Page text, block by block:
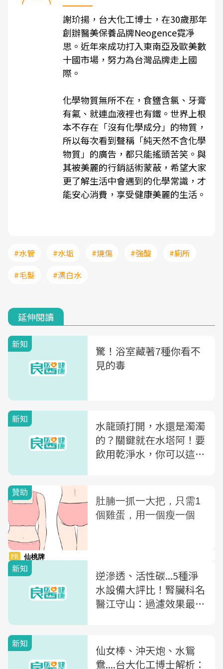
謝玠揚，台大化工博士，在30歲那年
創辦醫美保養品牌Neogence霓凈
思。近年來成功打入東南亞及歐美數
十國市場，努力為台灣品牌走上國
際。
化學物質無所不在，食鹽含氯、牙膏
有氟、就連血液裡也有鐵。世界上根
本不存在「沒有化學成分」的物質，
所以每次看到聲稱「純天然不含化學
物質」的廣告，都只能搖頭苦笑。與
其被美麗的行銷話術蒙蔽，希望大家
更了解生活中會遇到的化學常識，才
能安心消費，享受健康美麗的生活。
#水管 #水垢 #燒傷 #強酸
#廁所
#毛髮
#漂白水
延伸閱讀
新知
驚！浴室藏著7種你看不
見的毒
新知
水龍頭打開，水還是濁濁
的？關鍵就在水塔阿！要
飲用乾淨水，你可以這樣
新知
逆滲透、活性碳...5種淨
水設備大評比！腎臟科名
醫江守山：過濾效果最好
新知
仙女棒、沖天炮、水鴛
鴦....台大化工博士解析：